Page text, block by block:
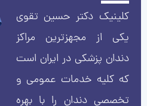
کلینیک دکتر حسین تقوی
یکی از مجهزترین مراکز
دندان پزشکی در ایران است
که کلیه خدمات عمومی و
تخصصی دندان را با بهره